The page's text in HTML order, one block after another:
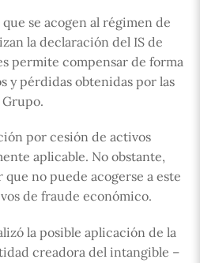
se acogen al régimen de
la declaración del IS de
permite compensar de forma
y pérdidas obtenidas por las
por cesión de activos
aplicable. No obstante,
no puede acogerse a este
de fraude económico.
la posible aplicación de la
creadora del intangible –